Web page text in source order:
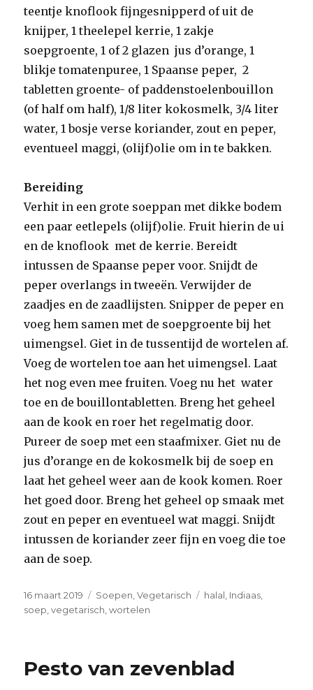
teentje knoflook fijngesnipperd of uit de
knijper, 1 theelepel kerrie, 1 zakje
soepgroente, 1 of 2 glazen jus d’orange, 1
blikje tomatenpuree, 1 Spaanse peper, 2
tabletten groente- of paddenstoelenbouillon
(of half om half), 1/8 liter kokosmelk, 3/4 liter
water, 1 bosje verse koriander, zout en peper,
eventueel maggi, (olijf)olie om in te bakken.
Bereiding
Verhit in een grote soeppan met dikke bodem
een paar eetlepels (olijf)olie. Fruit hierin de ui
en de knoflook met de kerrie. Bereidt
intussen de Spaanse peper voor. Snijdt de
peper overlangs in tweeën. Verwijder de
zaadjes en de zaadlijsten. Snipper de peper en
voeg hem samen met de soepgroente bij het
uimengsel. Giet in de tussentijd de wortelen af.
Voeg de wortelen toe aan het uimengsel. Laat
het nog even mee fruiten. Voeg nu het water
toe en de bouillontabletten. Breng het geheel
aan de kook en roer het regelmatig door.
Pureer de soep met een staafmixer. Giet nu de
jus d’orange en de kokosmelk bij de soep en
laat het geheel weer aan de kook komen. Roer
het goed door. Breng het geheel op smaak met
zout en peper en eventueel wat maggi. Snijdt
intussen de koriander zeer fijn en voeg die toe
aan de soep.
Geplaatst
op
16 maart 2019 Categorieën
Soepen,Vegetarisch Tags
halal, Indiaas,
soep,vegetarisch,wortelen
Pesto van zevenblad